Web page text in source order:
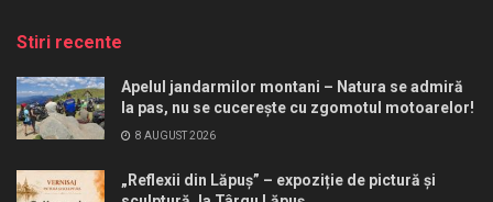
Stiri recente
Apelul jandarmilor montani – Natura se admiră
la pas, nu se cucerește cu zgomotul motoarelor!
8 AUGUST 2026
„Reflexii din Lăpuș” – expoziție de pictură și